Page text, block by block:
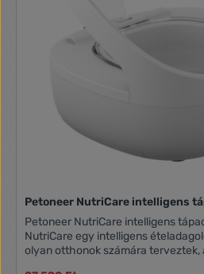
Petoneer NutriCare intelligens
Petoneer NutriCare intelligens
NutriCare egy intelligens
olyan otthonok számára terveztek,